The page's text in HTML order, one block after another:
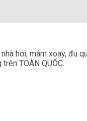
hơi, mâm xoay, đu
TOÀN QUỐC.